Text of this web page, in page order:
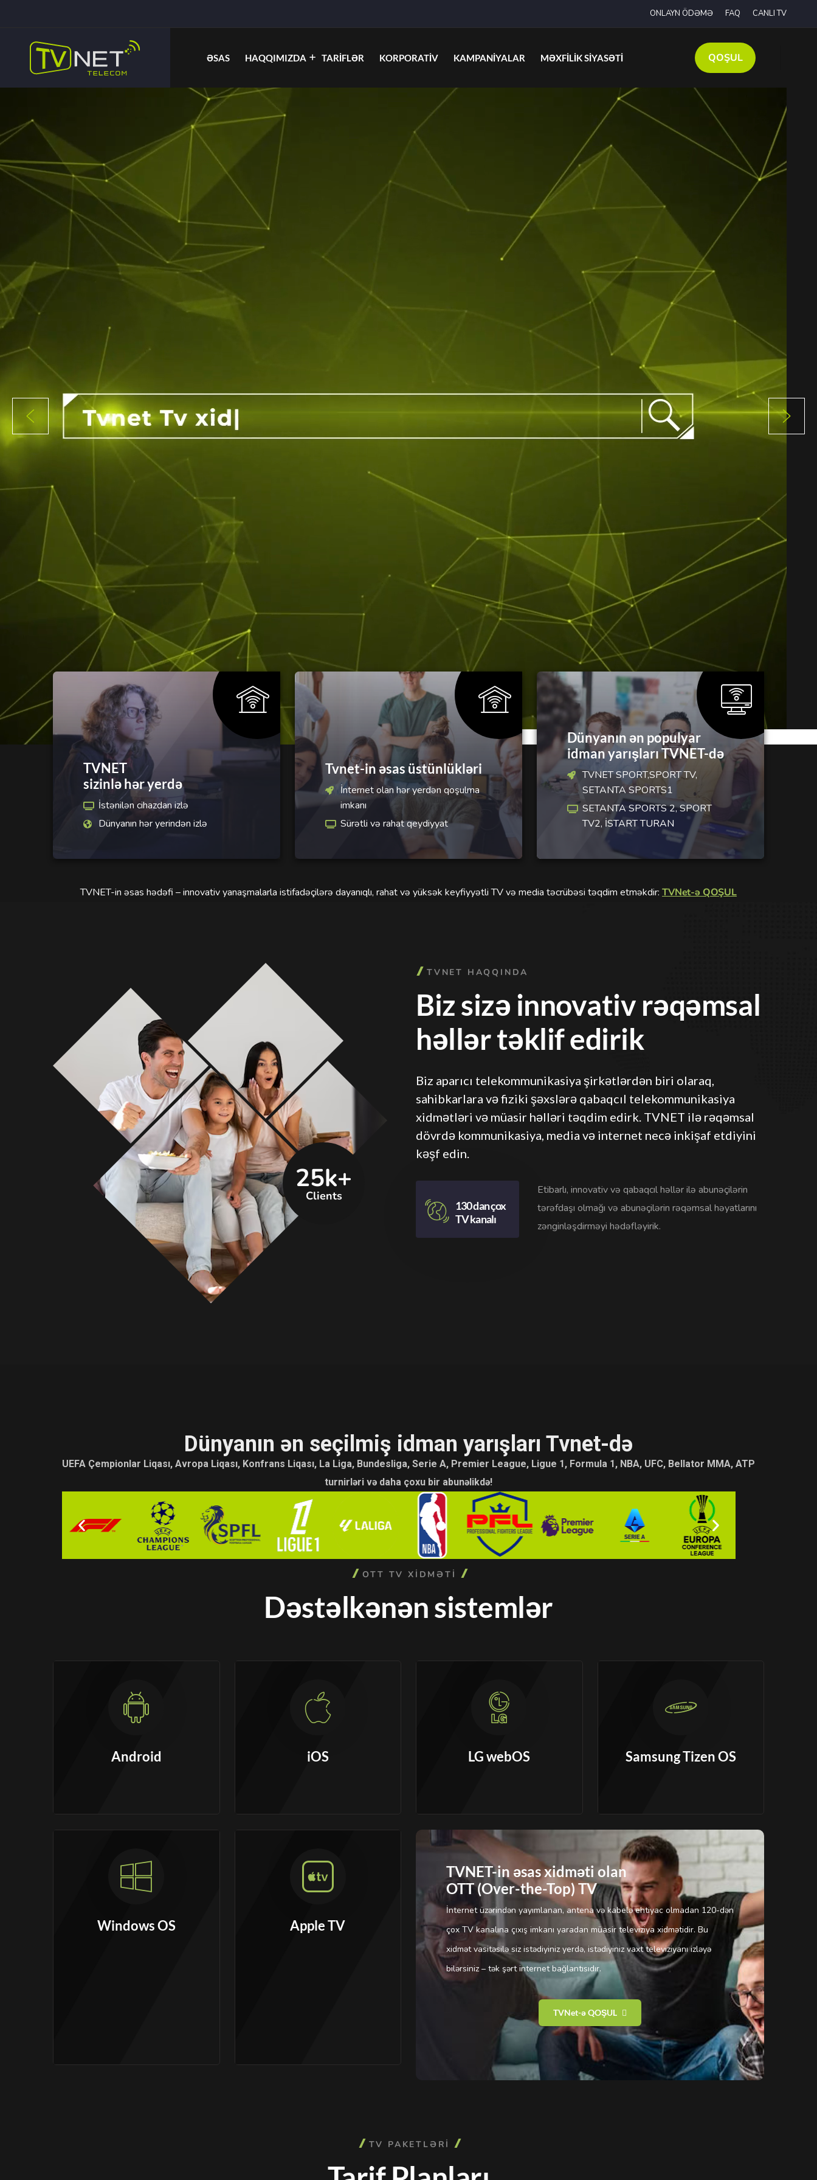
ONLAYN ÖDƏMƏ FAQ CANLI TV
ƏSAS HAQQIMIZDA TARIFLƏR KORPORATIV KAMPANIYALAR MƏXFILIK SIYASƏTI QOŞUL
TVNET
sizinlə hər yerdə
İstənilən cihazdan izlə
Dünyanın hər yerindən izlə
Tvnet-in əsas üstünlükləri
İnternet olan hər yerdən qoşulma
imkanı
Sürətli və rahat qeydiyyat
Dünyanın ən populyar
idman yarışları TVNET-də
TVNET SPORT,SPORT TV,
SETANTA SPORTS1
SETANTA SPORTS 2, SPORT
TV2, İSTART TURAN
TVNET-in əsas hədəfi – innovativ yanaşmalarla istifadəçilərə dayanıqlı, rahat və yüksək keyfiyyətli TV və media təcrübəsi təqdim etməkdir:TVNet-ə QOŞUL
TVNET HAQQINDA
Biz sizə innovativ rəqəmsal
həllər təklif edirik
Biz aparıcı telekommunikasiya şirkətlərdən biri olaraq,
sahibkarlara və fiziki şəxslərə qabaqcıl telekommunikasiya
xidmətləri və müasir həlləri təqdim edirk. TVNET ilə rəqəmsal
dövrdə kommunikasiya, media və internet necə inkişaf etdiyini
kəşf edin.
130 dan çox
TV kanalı
Etibarlı, innovativ və qabaqcıl həllər ilə abunəçilərin
tərəfdaşı olmağı və abunəçilərin rəqəmsal həyatlarını
zənginləşdirməyi hədəfləyirik.
25k+
Clients
Dünyanın ən seçilmiş idman yarışları Tvnet-də
Dünyanın ən seçilmiş idman yarışları Tvnet-də
UEFA Çempionlar Liqası, Avropa Liqası, Konfrans Liqası, La Liga, Bundesliga, Serie A, Premier League, Ligue 1, Formula 1, NBA, UFC, Bellator MMA, ATP
turnirləri və daha çoxu bir abunəlikdə!
UEFA Çempionlar Liqası, Avropa Liqası, Konfrans Liqası, La Liga, Bundesliga, Serie A, Premier League, Ligue 1, Formula 1, NBA, UFC, Bellator MMA, ATP
turnirləri və daha çoxu bir abunəlikdə!
OTT TV XIDMƏTI
Dəstəlkənən sistemlər
Android iOS LG webOS Samsung Tizen OS
Windows OS Apple TV
TVNET-in əsas xidməti olan
OTT (Over-the-Top) TV
İnternet üzərindən yayımlanan, antena və kabelə ehtiyac olmadan 120-dən
çox TV kanalına çıxış imkanı yaradan müasir televiziya xidmətidir. Bu
xidmət vasitəsilə siz istədiyiniz yerdə, istədiyiniz vaxt televiziyanı izləyə
bilərsiniz – tək şərt internet bağlantısıdır.
TVNet-ə QOŞUL
TV PAKETLƏRİ